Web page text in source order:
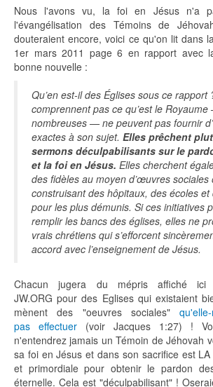
Nous l'avons vu, la foi en Jésus n'a
l'évangélisation des Témoins de
douteraient encore, voici ce qu'on lit dans
1er mars 2011 page 6 en rapport avec
bonne nouvelle :
Qu’en est-il des Églises sous ce rapport
comprennent pas ce qu’est le
nombreuses — ne peuvent pas fournir
exactes à son sujet. Elles prêchent
sermons déculpabilisants sur le
et la foi en Jésus. Elles cherchent
des fidèles au moyen d’œuvres sociales
construisant des hôpitaux, des écoles
pour les plus démunis. Si ces initiatives
remplir les bancs des églises, elles ne
vrais chrétiens qui s’efforcent
accord avec l’enseignement de Jésus.
Chacun jugera du mépris affiché ici
JW.ORG pour des Eglises qui existaient
mènent des "oeuvres sociales"
pas effectuer (voir Jacques 1:27) !
n'entendrez jamais un Témoin de Jéhovah
sa foi en Jésus et dans son sacrifice est
et primordiale pour obtenir le pardon
éternelle. Cela est "déculpabilisant" !